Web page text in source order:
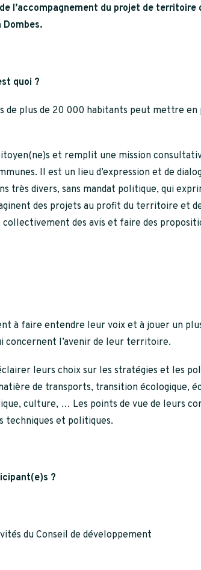
l’accompagnement du projet de territoire
Dombes.
quoi ?
de plus de 20 000 habitants peut mettre en
et remplit une mission
Il est un lieu d’expression et de
très divers, sans mandat politique, qui
des projets au profit du territoire et
des avis et faire des
à faire entendre leur voix et à jouer un
concernent l’avenir de leur territoire.
leurs choix sur les stratégies et les
de transports, transition écologique,
culture, … Les points de vue de leurs
techniques et politiques.
?
du Conseil de développement